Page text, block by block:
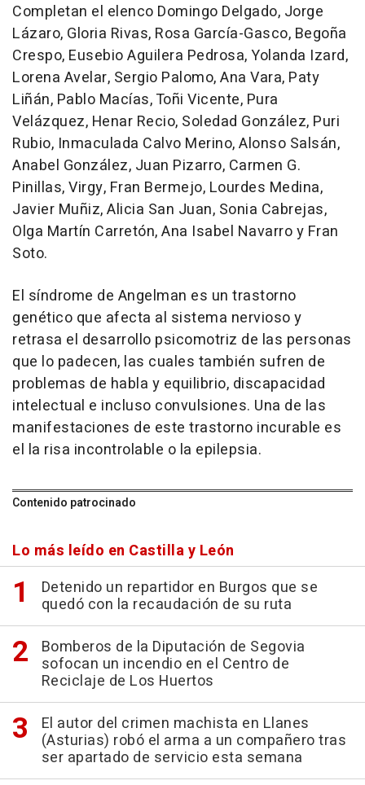
Completan el elenco Domingo Delgado, Jorge
Lázaro, Gloria Rivas, Rosa García-Gasco, Begoña
Crespo, Eusebio Aguilera Pedrosa, Yolanda Izard,
Lorena Avelar, Sergio Palomo, Ana Vara, Paty
Liñán, Pablo Macías, Toñi Vicente, Pura
Velázquez, Henar Recio, Soledad González, Puri
Rubio, Inmaculada Calvo Merino, Alonso Salsán,
Anabel González, Juan Pizarro, Carmen G.
Pinillas, Virgy, Fran Bermejo, Lourdes Medina,
Javier Muñiz, Alicia San Juan, Sonia Cabrejas,
Olga Martín Carretón, Ana Isabel Navarro y Fran
Soto.
El síndrome de Angelman es un trastorno
genético que afecta al sistema nervioso y
retrasa el desarrollo psicomotriz de las personas
que lo padecen, las cuales también sufren de
problemas de habla y equilibrio, discapacidad
intelectual e incluso convulsiones. Una de las
manifestaciones de este trastorno incurable es
el la risa incontrolable o la epilepsia.
Contenido patrocinado
Lo más leído en Castilla y León
Detenido un repartidor en Burgos que se
quedó con la recaudación de su ruta
Bomberos de la Diputación de Segovia
sofocan un incendio en el Centro de
Reciclaje de Los Huertos
El autor del crimen machista en Llanes
(Asturias) robó el arma a un compañero tras
ser apartado de servicio esta semana